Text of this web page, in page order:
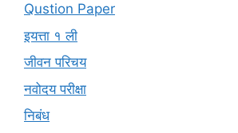
Qustion Paper
इयत्ता १ ली
जीवन परिचय
नवोदय परीक्षा
निबंध